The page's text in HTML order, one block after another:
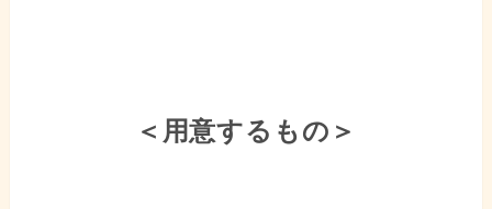
＜用意するもの＞